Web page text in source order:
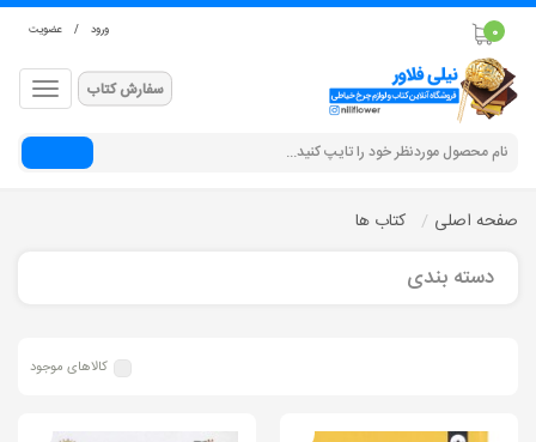
ورود / عضویت 0
سفارش کتاب
صفحه اصلی کتاب ها
دسته بندی
کالاهای موجود